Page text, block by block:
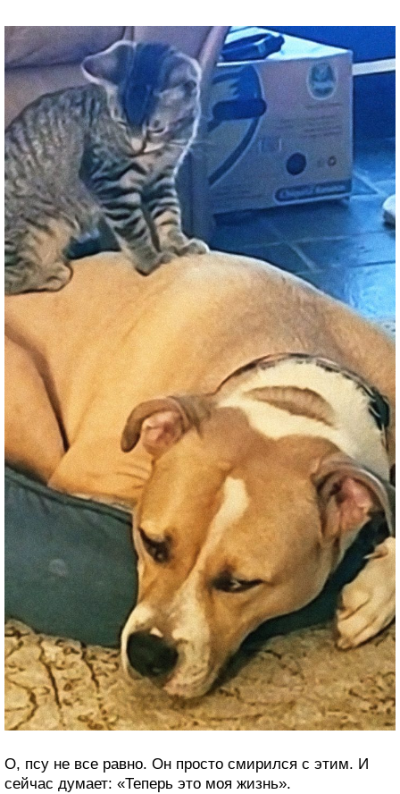
О, псу не все равно. Он просто смирился с этим. И
сейчас думает: «Теперь это моя жизнь».